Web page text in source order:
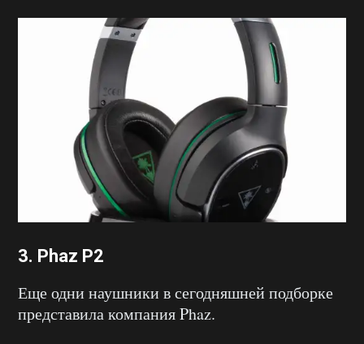
3. Phaz P2
Еще одни наушники в сегодняшней подборке
представила компания Phaz.